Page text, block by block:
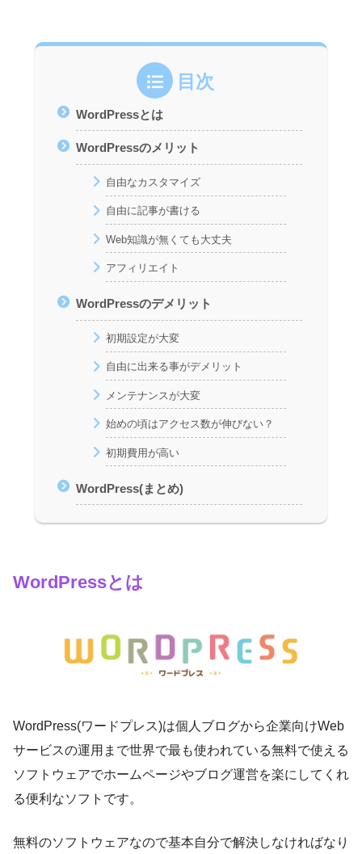
目次
WordPressとは
WordPressのメリット
自由なカスタマイズ
自由に記事が書ける
Web知識が無くても大丈夫
アフィリエイト
WordPressのデメリット
初期設定が大変
自由に出来る事がデメリット
メンテナンスが大変
始めの頃はアクセス数が伸びない？
初期費用が高い
WordPress(まとめ)
WordPressとは
WordPress(ワードプレス)は個人ブログから企業向けWeb
サービスの運用まで世界で最も使われている無料で使える
ソフトウェアでホームページやブログ運営を楽にしてくれ
る便利なソフトです。
無料のソフトウェアなので基本自分で解決しなければなり